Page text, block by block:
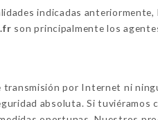
indicadas
son principalmente los
por Internet ni
absoluta. Si tuviéramos